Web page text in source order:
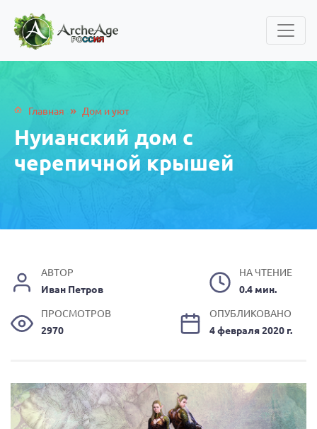
Главная » Дом и уют
Нуианский дом с
черепичной крышей
АВТОР
Иван Петров
НА ЧТЕНИЕ
0.4 мин.
ПРОСМОТРОВ
2970
ОПУБЛИКОВАНО
4 февраля 2020 г.